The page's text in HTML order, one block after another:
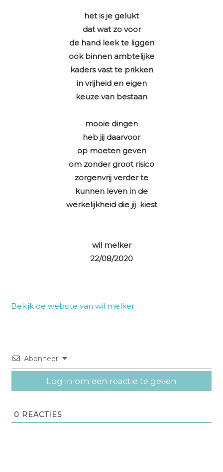
het is je gelukt
dat wat zo voor
de hand leek te liggen
ook binnen ambtelijke
kaders vast te prikken
in vrijheid en eigen
keuze van bestaan
mooie dingen
heb jij daarvoor
op moeten geven
om zonder groot risico
zorgenvrij verder te
kunnen leven in de
werkelijkheid die jij kiest
wil melker
22/08/2020
Bekijk de website van wil melker
Abonneer
Log in om een reactie te geven
0 REACTIES